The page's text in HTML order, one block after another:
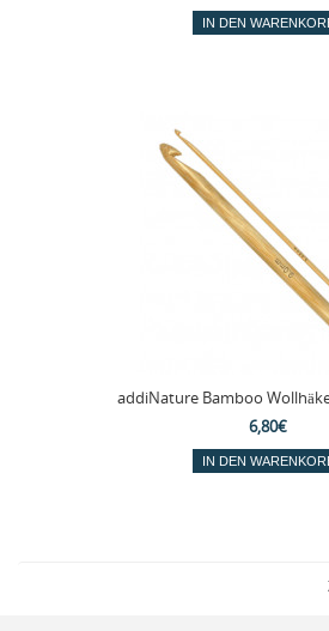
addiNature Bamboo
6,80€